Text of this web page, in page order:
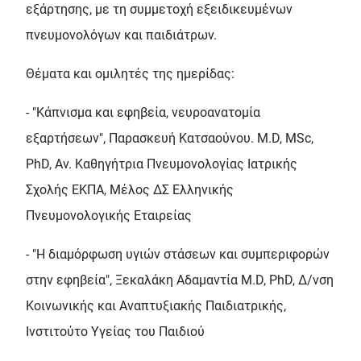
εξάρτησης, με τη συμμετοχή εξειδικευμένων
πνευμονολόγων και παιδιάτρων.
Θέματα και ομιλητές της ημερίδας:
- "Κάπνισμα και εφηβεία, νευροανατομία
εξαρτήσεων", Παρασκευή Κατσαούνου. M.D, MSc,
PhD, Αν. Καθηγήτρια Πνευμονολογίας Ιατρικής
Σχολής ΕΚΠΑ, Μέλος ΔΣ Ελληνικής
Πνευμονολογικής Εταιρείας
- "Η διαμόρφωση υγιών στάσεων και συμπεριφορών
στην εφηβεία", Ξεκαλάκη Αδαμαντία M.D, PhD, Δ/νση
Κοινωνικής και Αναπτυξιακής Παιδιατρικής,
Ινστιτούτο Υγείας του Παιδιού